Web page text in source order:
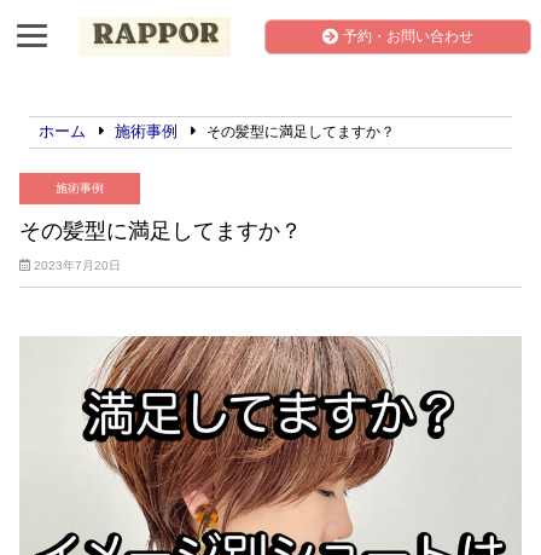
予約・お問い合わせ
ホーム 施術事例 その髪型に満足してますか？
施術事例
その髪型に満足してますか？
2023年7月20日